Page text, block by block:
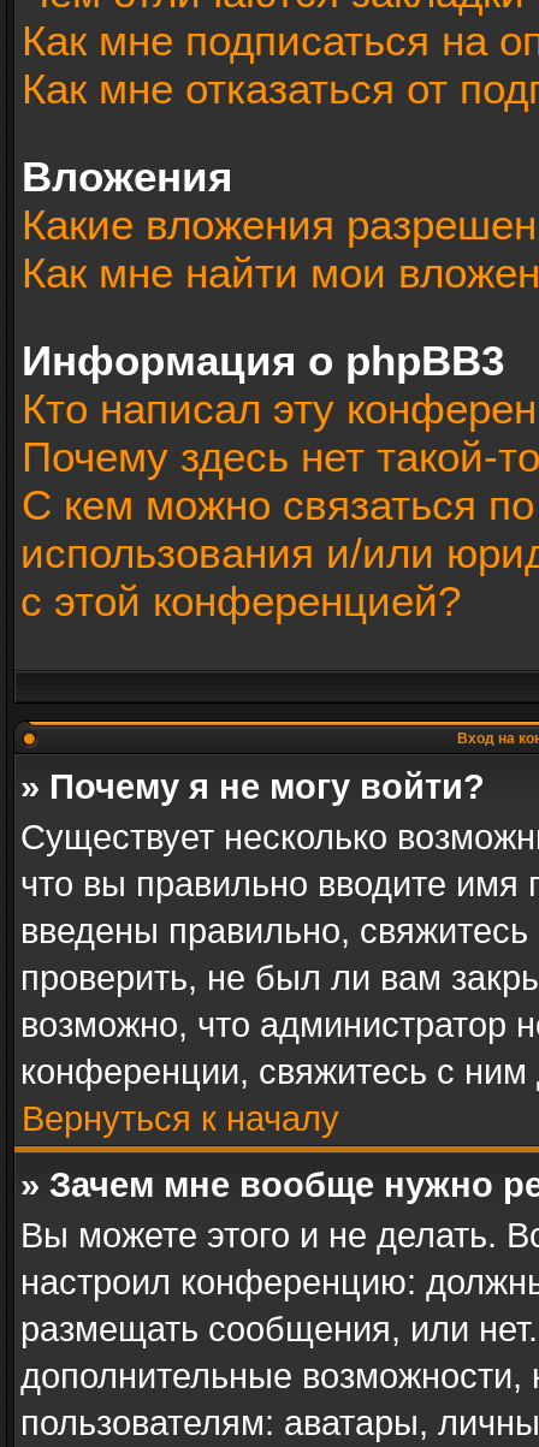
Как мне подписаться на
Как мне отказаться от
Вложения
Какие вложения
Как мне найти мои
Информация о phpBB3
Кто написал эту
Почему здесь нет такой-
С кем можно связаться по
использования и/или
с этой конференцией?
Вход на
» Почему я не могу войти?
Существует несколько
что вы правильно вводите имя
введены правильно,
проверить, не был ли вам
возможно, что администратор
конференции, свяжитесь с ним
Вернуться к началу
» Зачем мне вообще нужно
Вы можете этого и не делать.
настроил конференцию:
размещать сообщения, или
дополнительные
пользователям: аватары,